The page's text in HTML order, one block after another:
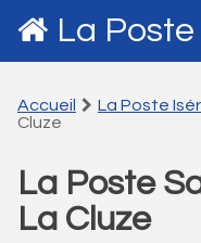
La Poste
Accueil La Poste
Cluze
La Poste
La Cluze